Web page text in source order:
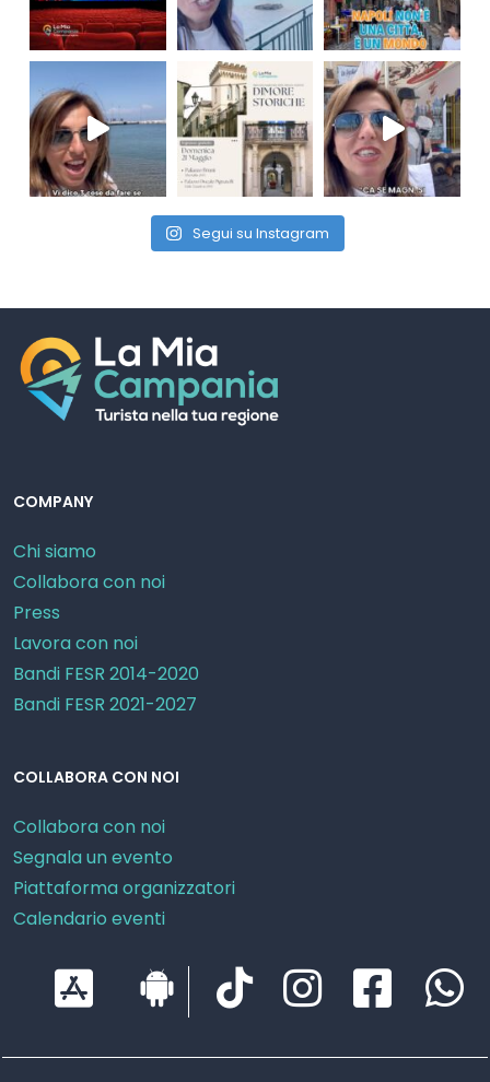
Segui su Instagram
COMPANY
Chi siamo
Collabora con noi
Press
Lavora con noi
Bandi FESR 2014-2020
Bandi FESR 2021-2027
COLLABORA CON NOI
Collabora con noi
Segnala un evento
Piattaforma organizzatori
Calendario eventi